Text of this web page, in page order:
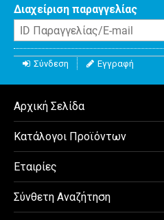
Διαχείριση παραγγελίας
Σύνδεση Εγγραφή
Αρχική Σελίδα
Κατάλογοι Προϊόντων
Εταιρίες
Σύνθετη Αναζήτηση